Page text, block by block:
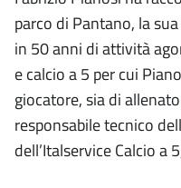
parco di Pantano, la
in 50 anni di attività
e calcio a 5 per cui
giocatore, sia di
responsabile tecnico
dell’Italservice Calcio a